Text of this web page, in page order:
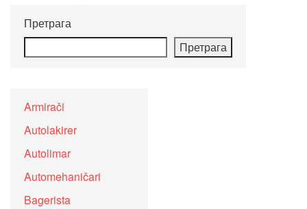
Претрага
Претрага
Armirači
Autolakirer
Autolimar
Automehaničari
Bagerista